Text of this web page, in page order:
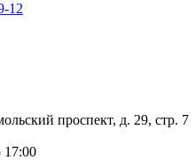
12
проспект, д. 29, стр. 7
17:00